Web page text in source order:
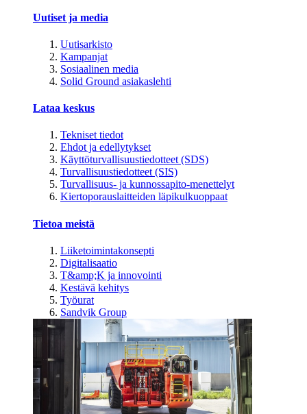
Uutiset ja media
Uutisarkisto
Kampanjat
Sosiaalinen media
Solid Ground asiakaslehti
Lataa keskus
Tekniset tiedot
Ehdot ja edellytykset
Käyttöturvallisuustiedotteet (SDS)
Turvallisuustiedotteet (SIS)
Turvallisuus- ja kunnossapito-menettelyt
Kiertoporauslaitteiden läpikulkuoppaat
Tietoa meistä
Liiketoimintakonsepti
Digitalisaatio
T&amp;K ja innovointi
Kestävä kehitys
Työurat
Sandvik Group